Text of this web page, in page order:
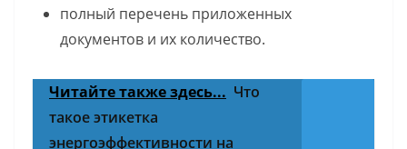
полный перечень приложенных
документов и их количество.
Читайте также здесь... Что
такое этикетка
энергоэффективности на